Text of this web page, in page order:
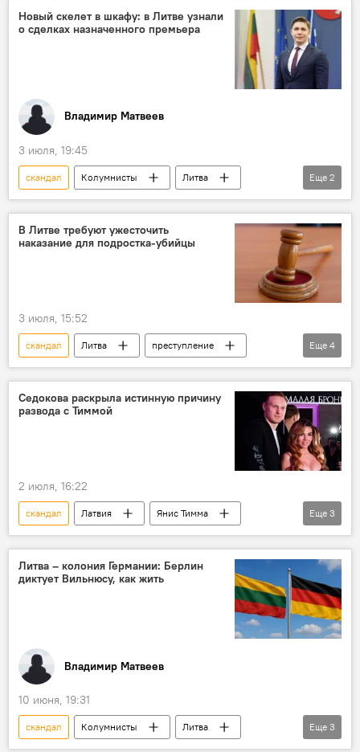
Новый скелет в шкафу: в Литве узнали
о сделках назначенного премьера
Владимир Матвеев
3 июля, 19:45
скандал Колумнисты
Литва
политика
Миндаугас Синкявичюс
Еще 2
В Литве требуют ужесточить
наказание для подростка-убийцы
3 июля, 15:52
скандал Литва
преступление
убийство
суд
приговор
Еще 4
Седокова раскрыла истинную причину
развода с Тиммой
2 июля, 16:22
скандал Латвия
Янис Тимма
Спорт
Россия домашнее насилие
Еще 3
Литва – колония Германии: Берлин
диктует Вильнюсу, как жить
Владимир Матвеев
10 июня, 19:31
скандал Колумнисты
Литва
Еще 3